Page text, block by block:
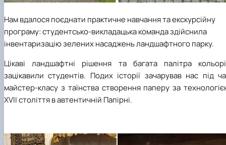
Нам вдалося поєднати практичне навчання та екскурсійну
програму: студентсько-викладацька команда здійснила
інвентаризацію зелених насаджень ландшафтного парку.
Цікаві ландшафтні рішення та багата палітра
зацікавили студентів. Подих історії зачарував нас під
майстер-класу з таїнства створення паперу за
XVIIстоліття в автентичній Папірні.